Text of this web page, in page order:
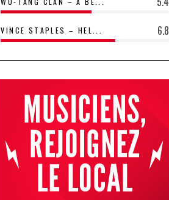
6.8
VINCE STAPLES – HEL...